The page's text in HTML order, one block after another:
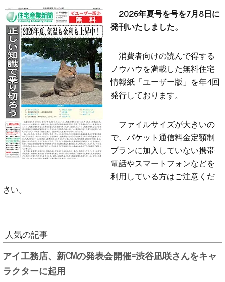
2026年夏号を号を7月8日に
発刊いたしました。
消費者向けの読んで得する
ノウハウを満載した無料住宅
情報紙「ユーザー版」を年4回
発行しております。
ファイルサイズが大きいの
で、パケット通信料金定額制
プランに加入していない携帯
電話やスマートフォンなどを
利用している方はご注意くだ
さい。
人気の記事
アイ工務店、新CMの発表会開催=渋谷凪咲さんをキャ
ラクターに起用